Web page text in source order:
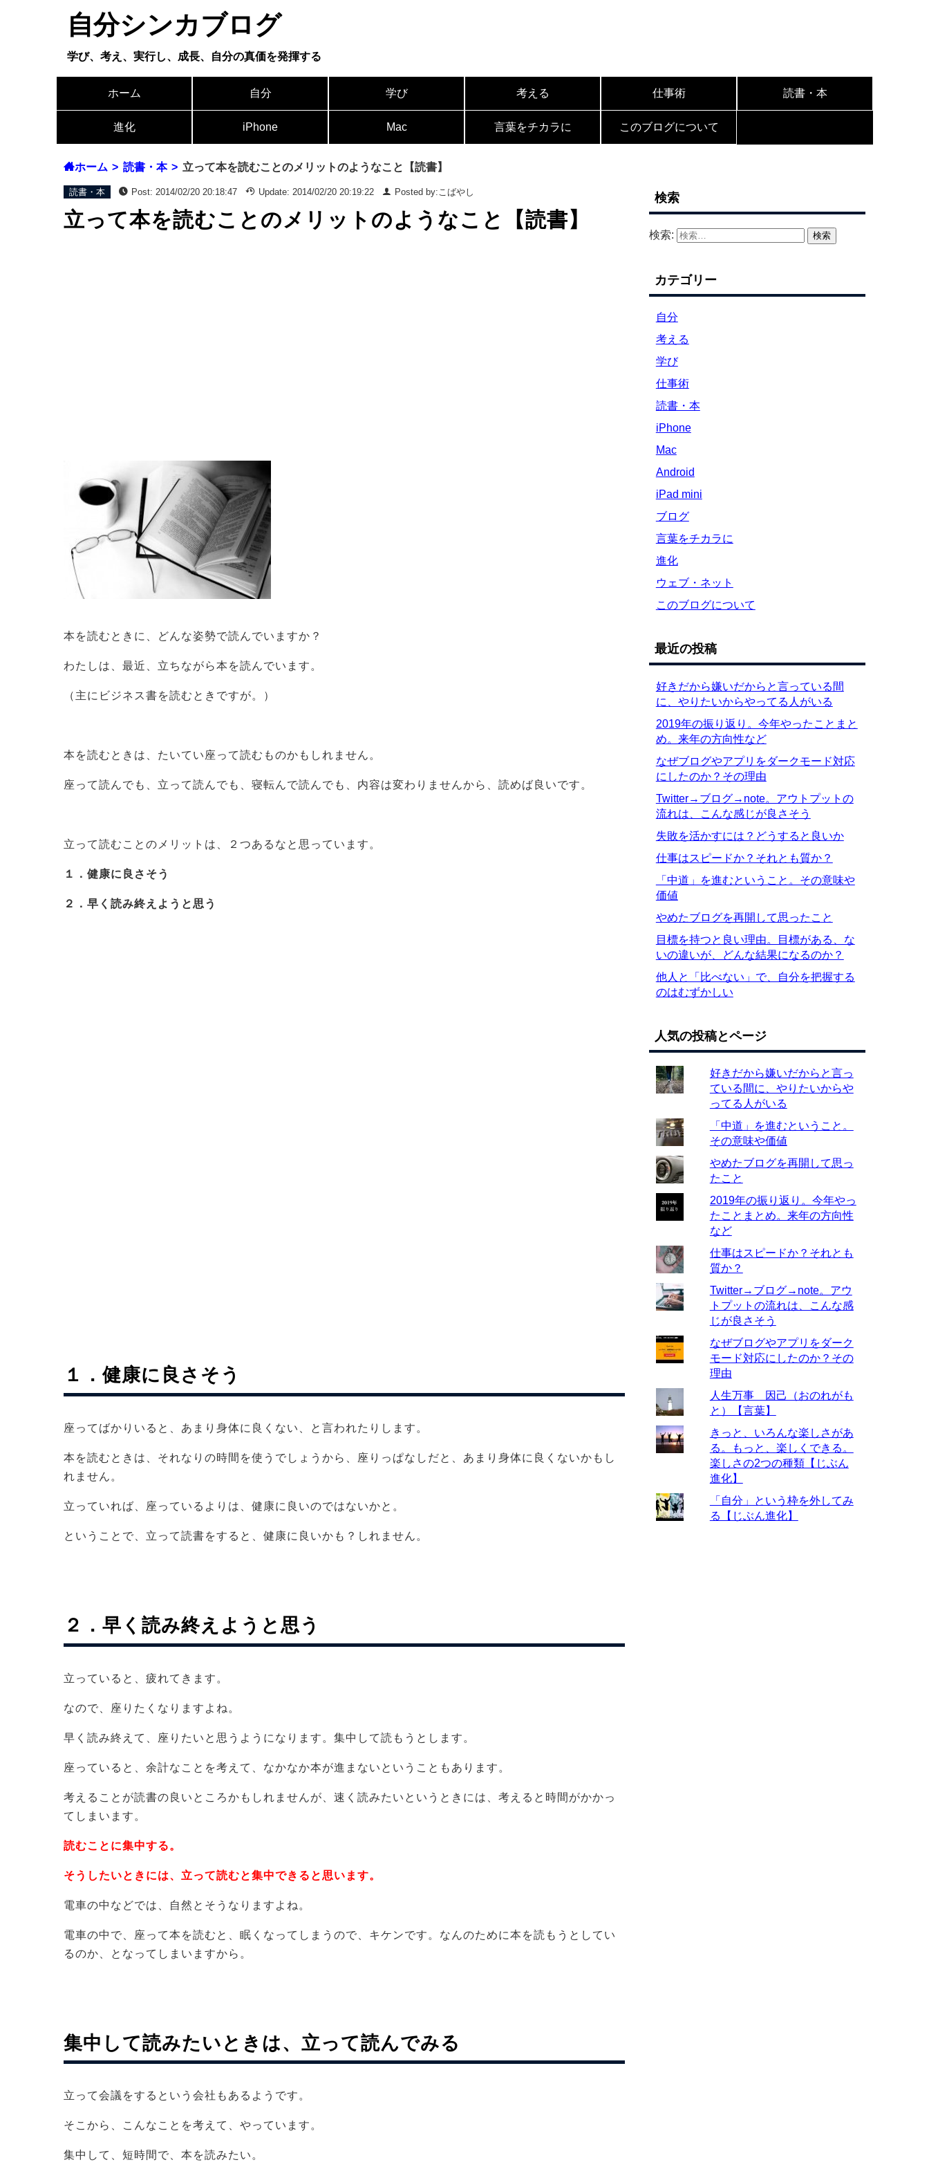
自分シンカブログ
学び、考え、実行し、成長、自分の真価を発揮する
ホーム 自分 学び 考える 仕事術 読書・本
進化 iPhone Mac 言葉をチカラに このブログについて
ホーム 読書・本 立って本を読むことのメリットのようなこと【読書】
読書・本 Post: 2014/02/20 20:18:47 Update: 2014/02/20 20:19:22 Posted by:こばやし
立って本を読むことのメリットのようなこと【読書】
本を読むときに、どんな姿勢で読んでいますか？
わたしは、最近、立ちながら本を読んでいます。
（主にビジネス書を読むときですが。）
本を読むときは、たいてい座って読むものかもしれません。
座って読んでも、立って読んでも、寝転んで読んでも、内容は変わりませんから、読めば良いです。
立って読むことのメリットは、２つあるなと思っています。
１．健康に良さそう
２．早く読み終えようと思う
１．健康に良さそう
座ってばかりいると、あまり身体に良くない、と言われたりします。
本を読むときは、それなりの時間を使うでしょうから、座りっぱなしだと、あまり身体に良くないかもし
れません。
立っていれば、座っているよりは、健康に良いのではないかと。
ということで、立って読書をすると、健康に良いかも？しれません。
２．早く読み終えようと思う
立っていると、疲れてきます。
なので、座りたくなりますよね。
早く読み終えて、座りたいと思うようになります。集中して読もうとします。
座っていると、余計なことを考えて、なかなか本が進まないということもあります。
考えることが読書の良いところかもしれませんが、速く読みたいというときには、考えると時間がかかっ
てしまいます。
読むことに集中する。
そうしたいときには、立って読むと集中できると思います。
電車の中などでは、自然とそうなりますよね。
電車の中で、座って本を読むと、眠くなってしまうので、キケンです。なんのために本を読もうとしてい
るのか、となってしまいますから。
集中して読みたいときは、立って読んでみる
立って会議をするという会社もあるようです。
そこから、こんなことを考えて、やっています。
集中して、短時間で、本を読みたい。
検索
検索:
カテゴリー
自分
考える
学び
仕事術
読書・本
iPhone
Mac
Android
iPad mini
ブログ
言葉をチカラに
進化
ウェブ・ネット
このブログについて
最近の投稿
好きだから嫌いだからと言っている間
に、やりたいからやってる人がいる
2019年の振り返り。今年やったことまと
め。来年の方向性など
なぜブログやアプリをダークモード対応
にしたのか？その理由
Twitter→ブログ→note。アウトプットの
流れは、こんな感じが良さそう
失敗を活かすには？どうすると良いか
仕事はスピードか？それとも質か？
「中道」を進むということ。その意味や
価値
やめたブログを再開して思ったこと
目標を持つと良い理由。目標がある、な
いの違いが、どんな結果になるのか？
他人と「比べない」で、自分を把握する
のはむずかしい
人気の投稿とページ
好きだから嫌いだからと言っ
ている間に、やりたいからや
ってる人がいる
「中道」を進むということ。
その意味や価値
やめたブログを再開して思っ
たこと
2019年の振り返り。今年やっ
たことまとめ。来年の方向性
など
仕事はスピードか？それとも
質か？
Twitter→ブログ→note。アウ
トプットの流れは、こんな感
じが良さそう
なぜブログやアプリをダーク
モード対応にしたのか？その
理由
人生万事 因己（おのれがも
と）【言葉】
きっと、いろんな楽しさがあ
る。もっと、楽しくできる。
楽しさの2つの種類【じぶん
進化】
「自分」という枠を外してみ
る【じぶん進化】